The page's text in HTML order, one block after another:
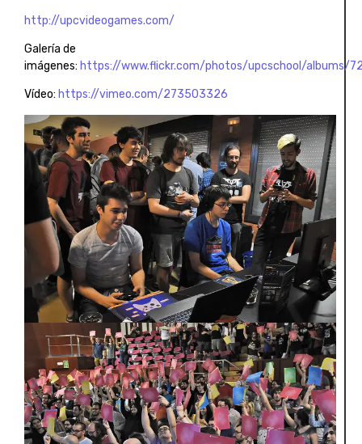
http://upcvideogames.com/
Galería de
imágenes: https://www.flickr.com/photos/upcschool/albums/
Vídeo: https://vimeo.com/273503326